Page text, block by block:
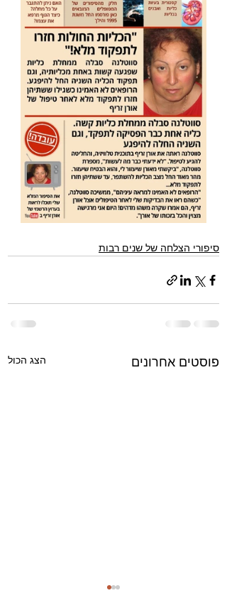
סיפורי הצלחה של שנים רבות
פוסטים אחרונים הצג הכול